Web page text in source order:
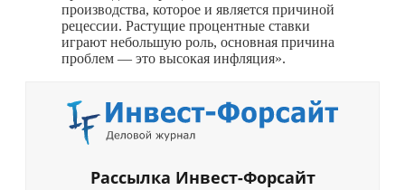
производства, которое и является причиной
рецессии. Растущие процентные ставки
играют небольшую роль, основная причина
проблем — это высокая инфляция».
Рассылка Инвест-Форсайт